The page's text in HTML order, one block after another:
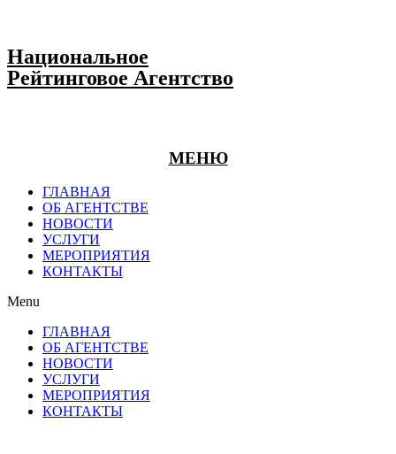
Национальное
Рейтинговое Агентство
МЕНЮ
ГЛАВНАЯ
ОБ АГЕНТСТВЕ
НОВОСТИ
УСЛУГИ
МЕРОПРИЯТИЯ
КОНТАКТЫ
Menu
ГЛАВНАЯ
ОБ АГЕНТСТВЕ
НОВОСТИ
УСЛУГИ
МЕРОПРИЯТИЯ
КОНТАКТЫ